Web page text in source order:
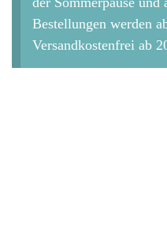
Bestellungen werden
Versandkostenfrei ab